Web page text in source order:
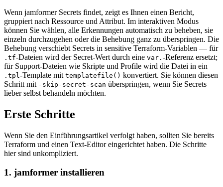
Wenn jamformer Secrets findet, zeigt es Ihnen einen Bericht,
gruppiert nach Ressource und Attribut. Im interaktiven Modus
können Sie wählen, alle Erkennungen automatisch zu beheben, sie
einzeln durchzugehen oder die Behebung ganz zu überspringen. Die
Behebung verschiebt Secrets in sensitive Terraform-Variablen — für
.tf-Dateien wird der Secret-Wert durch eine var. -Referenz ersetzt;
für Support-Dateien wie Skripte und Profile wird die Datei in ein
.tpl -Template mit templatefile() konvertiert. Sie können diesen
Schritt mit -skip-secret-scan überspringen, wenn Sie Secrets
lieber selbst behandeln möchten.
Erste Schritte
Wenn Sie den Einführungsartikel verfolgt haben, sollten Sie bereits
Terraform und einen Text-Editor eingerichtet haben. Die Schritte
hier sind unkompliziert.
1. jamformer installieren